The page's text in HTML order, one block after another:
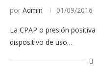
por Admin 01/09/2016
La CPAP o presión
dispositivo de uso…